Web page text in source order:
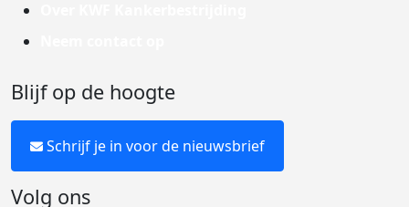
Blijf op de hoogte
Schrijf je in voor de nieuwsbrief
Volg ons